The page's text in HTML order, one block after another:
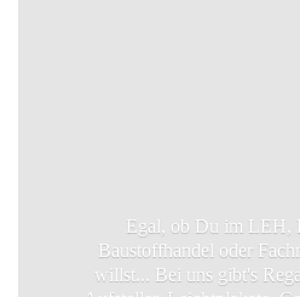
Egal, ob Du im LEH,
Baustoffhandel oder
willst... Bei uns gibt's